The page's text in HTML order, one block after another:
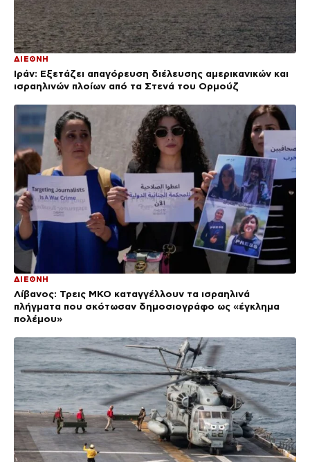
ΔΙΕΘΝΗ
Ιράν: Εξετάζει απαγόρευση διέλευσης αμερικανικών και
ισραηλινών πλοίων από τα Στενά του Ορμούζ
ΔΙΕΘΝΗ
Λίβανος: Τρεις ΜΚΟ καταγγέλλουν τα ισραηλινά
πλήγματα που σκότωσαν δημοσιογράφο ως «έγκλημα
πολέμου»